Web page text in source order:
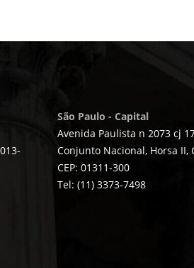
São Paulo - Capital
Avenida Paulista n 2073 cj
Conjunto Nacional, Horsa II,
CEP: 01311-300
Tel: (11) 3373-7498